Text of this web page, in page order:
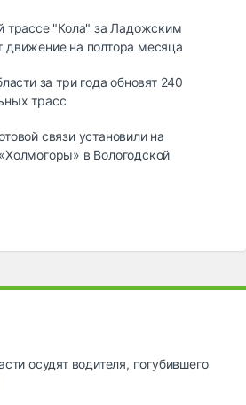
трассе "Кола" за Ладожским
движение на полтора месяца
за три года обновят 240
трасс
связи установили на
в Вологодской
осудят водителя, погубившего